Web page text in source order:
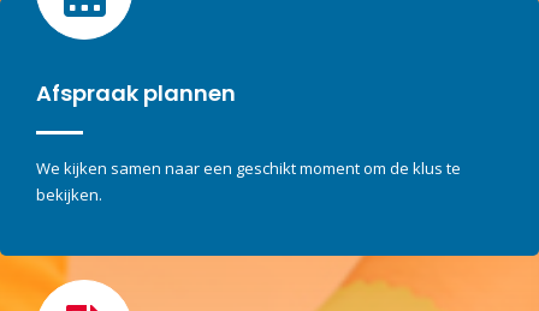
Afspraak plannen
We kijken samen naar een geschikt moment om de klus te
bekijken.